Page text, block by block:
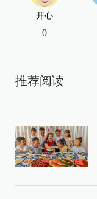
开心
0
推荐阅读